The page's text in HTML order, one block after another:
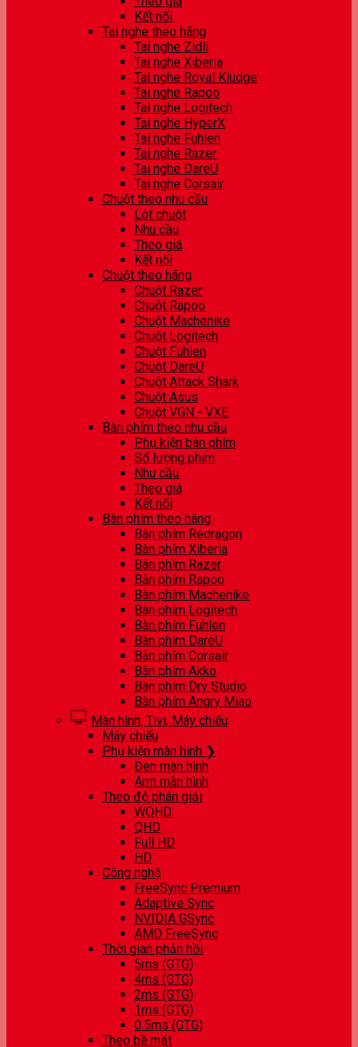
Kết nối
Tai nghe theo hãng
Tai nghe Zidli
Tai nghe Xiberia
Tai nghe Royal Kludge
Tai nghe Rapoo
Tai nghe Logitech
Tai nghe HyperX
Tai nghe Fuhlen
Tai nghe Razer
Tai nghe DareU
Tai nghe Corsair
Chuột theo nhu cầu
Lót chuột
Nhu cầu
Theo giá
Kết nối
Chuột theo hãng
Chuột Razer
Chuột Rapoo
Chuột Machenike
Chuột Logitech
Chuột Fuhlen
Chuột DareU
Chuột Attack Shark
Chuột Asus
Chuột VGN - VXE
Bàn phím theo nhu cầu
Phụ kiện bàn phím
Số lượng phím
Nhu cầu
Theo giá
Kết nối
Bàn phím theo hãng
Bàn phím Redragon
Bàn phím Xiberia
Bàn phím Razer
Bàn phím Rapoo
Bàn phím Machenike
Bàn phím Logitech
Bàn phím Fuhlen
Bàn phím DareU
Bàn phím Corsair
Bàn phím Akko
Bàn phím Dry Studio
Bàn phím Angry Miao
Màn hình, Tivi, Máy chiếu
Máy chiếu
Phụ kiện màn hình ❯
Đèn màn hình
Arm màn hình
Theo độ phân giải
WQHD
QHD
Full HD
HD
Công nghệ
FreeSync Premium
Adaptive Sync
NVIDIA GSync
AMD FreeSync
Thời gian phản hồi
5ms (GTG)
4ms (GTG)
2ms (GTG)
1ms (GTG)
0.5ms (GTG)
Theo bề mặt